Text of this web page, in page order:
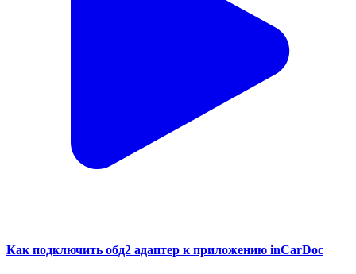
Как подключить обд2 адаптер к приложению inCarDoc